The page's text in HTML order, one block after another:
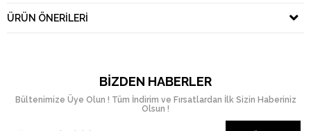
ÜRÜN ÖNERILERI
BIZDEN HABERLER
Bültenimize Üye Olun ! Tüm İndirim ve Fırsatlardan İlk Sizin Haberiniz
Olsun !